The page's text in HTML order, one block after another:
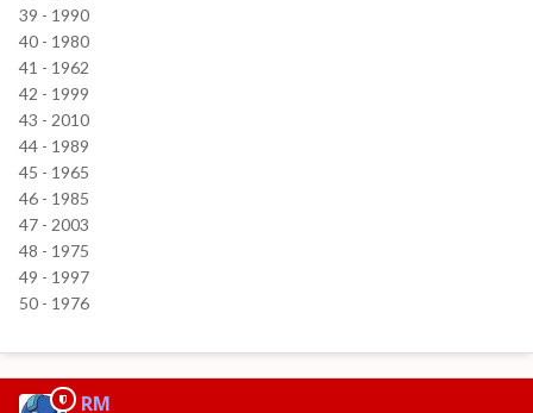
39 - 1990
40 - 1980
41 - 1962
42 - 1999
43 - 2010
44 - 1989
45 - 1965
46 - 1985
47 - 2003
48 - 1975
49 - 1997
50 - 1976
RM